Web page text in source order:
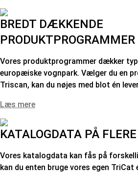
BREDT DÆKKENDE
PRODUKTPROGRAMMER
Vores produktprogrammer dækker
europæiske vognpark. Vælger du en
Triscan, kan du nøjes med blot én
Læs mere
KATALOGDATA PÅ
Vores katalogdata kan fås på
kan du enten bruge vores egen TriCat